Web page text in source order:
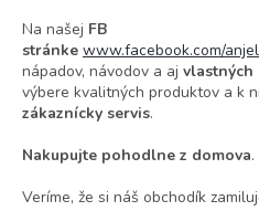
Na našej FB
stránke www.facebook.com/
nápadov, návodov a aj vlastných
výbere kvalitných produktov a k
zákaznícky servis.
Nakupujte pohodlne z domova.
Veríme, že si náš obchodík